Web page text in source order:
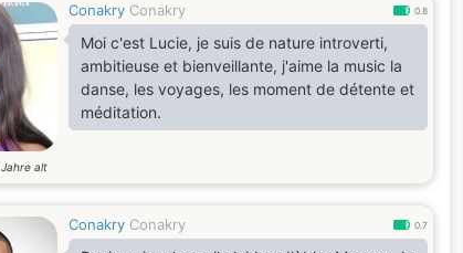
Conakry Conakry 0.8
Moi c'est Lucie, je suis de nature introverti,
ambitieuse et bienveillante, j'aime la music la
danse, les voyages, les moment de détente et
méditation.
Jahre alt
Conakry Conakry 0.7